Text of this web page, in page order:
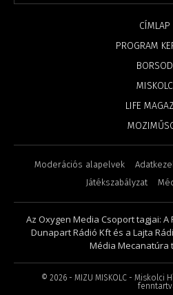
CÍMLAP
PROGRAM
BORSOD
MISKOLC
LIFE
Moderációs alapelvek
Játékszabályzat
Az Oxygen Media Csoport tagjai:
Dunapart Rádió Kft és a Lajta
Média Mecanatúra
© 2026- MIZU MISKOLC - Miskolci